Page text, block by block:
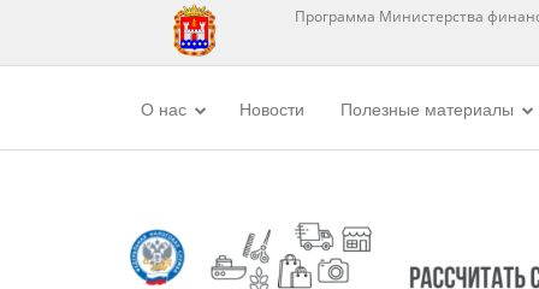
Программа Министерства
О нас Новости Полезные материалы